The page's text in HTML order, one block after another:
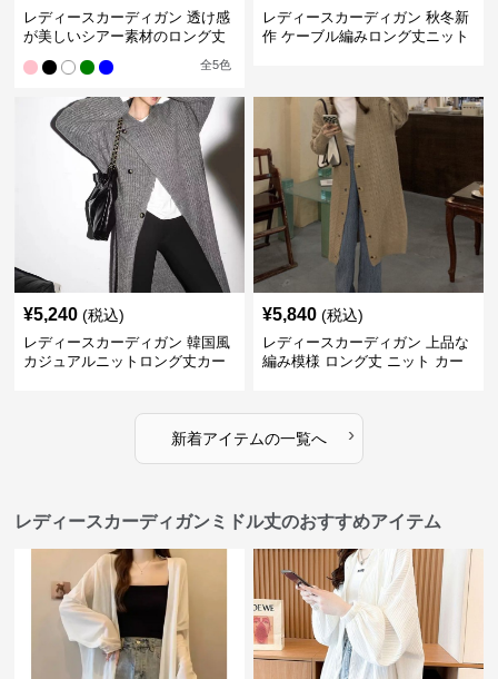
レディースカーディガン 透け感
が美しいシアー素材のロング丈
全5色
レディースカーディガン 秋冬新
作 ケーブル編みロング丈ニット
¥5,240 (税込)
レディースカーディガン 韓国風
カジュアルニットロング丈カー
¥5,840 (税込)
レディースカーディガン 上品な
編み模様 ロング丈 ニット カー
新着アイテムの一覧へ ›
レディースカーディガンミドル丈のおすすめアイテム